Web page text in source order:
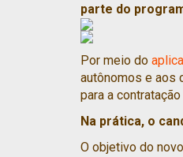
parte do
Por meio do
autônomos e aos
para a
Na prática, o
O objetivo do